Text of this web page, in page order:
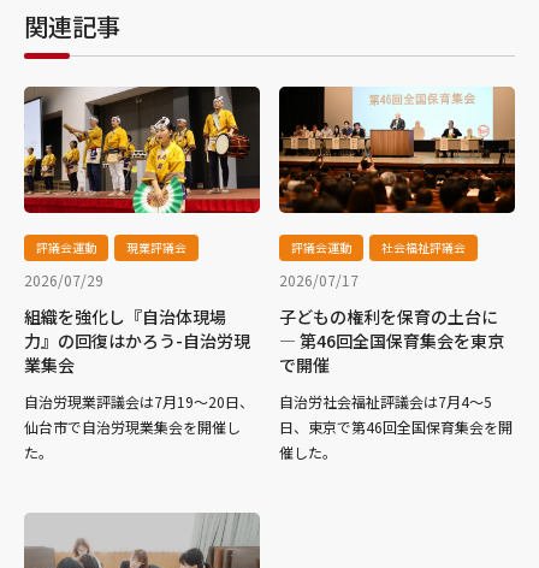
関連記事
評議会運動 現業評議会
2026/07/29
組織を強化し『自治体現場
力』の回復はかろう-自治労現
業集会
自治労現業評議会は7月19～20日、
仙台市で自治労現業集会を開催し
た。
評議会運動 社会福祉評議会
2026/07/17
子どもの権利を保育の土台に
― 第46回全国保育集会を東京
で開催
自治労社会福祉評議会は7月4～5
日、東京で第46回全国保育集会を開
催した。